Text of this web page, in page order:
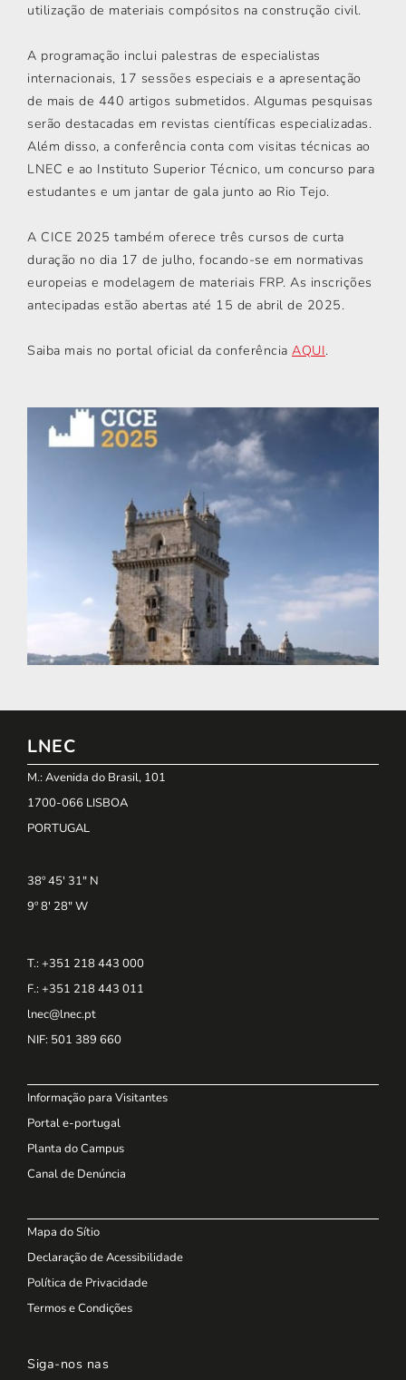
utilização de materiais compósitos na construção civil.
A programação inclui palestras de especialistas
internacionais, 17 sessões especiais e a apresentação
de mais de 440 artigos submetidos. Algumas pesquisas
serão destacadas em revistas científicas especializadas.
Além disso, a conferência conta com visitas técnicas ao
LNEC e ao Instituto Superior Técnico, um concurso para
estudantes e um jantar de gala junto ao Rio Tejo.
A CICE 2025 também oferece três cursos de curta
duração no dia 17 de julho, focando-se em normativas
europeias e modelagem de materiais FRP. As inscrições
antecipadas estão abertas até 15 de abril de 2025.
Saiba mais no portal oficial da conferência AQUI.
LNEC
M.: Avenida do Brasil, 101
1700-066 LISBOA
PORTUGAL
38º 45' 31" N
9º 8' 28" W
T.: +351 218 443 000
F.: +351 218 443 011
lnec@lnec.pt
NIF: 501 389 660
Informação para Visitantes
Portal e-portugal
Planta do Campus
Canal de Denúncia
Mapa do Sítio
Declaração de Acessibilidade
Política de Privacidade
Termos e Condições
Siga-nos nas